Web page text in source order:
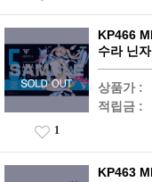
KP466
수라 닌
상품가 :
적립금 :
1
KP463